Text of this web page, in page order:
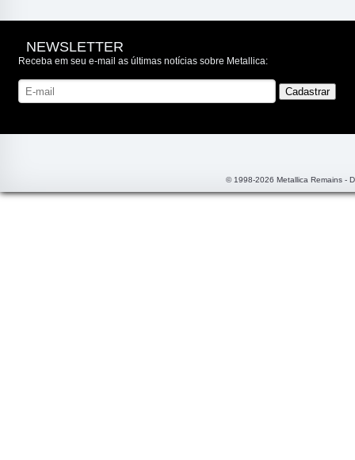
NEWSLETTER
Receba em seu e-mail as últimas notícias sobre Metallica:
© 1998-2026 Metallica Remains -